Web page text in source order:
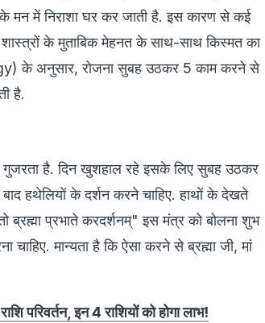
मन में निराशा घर कर जाती है. इस कारण से कई
शास्त्रों के मुताबिक मेहनत के साथ-साथ किस्मत का
के अनुसार, रोजना सुबह उठकर 5 काम करने से
है.
गुजरता है. दिन खुशहाल रहे इसके लिए सुबह उठकर
हथेलियों के दर्शन करने चाहिए. हाथों के देखते
ब्रह्मा प्रभाते करदर्शनम्" इस मंत्र को बोलना शुभ
चाहिए. मान्यता है कि ऐसा करने से ब्रह्मा जी, मां
इन 4 राशियों को होगा लाभ!